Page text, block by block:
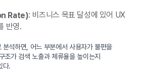
Rate): 비즈니스 목표 달성에 있어 UX
반영.
분석하면, 어느 부분에서 사용자가 불편을
조가 검색 노출과 체류율을 높이는지
다.